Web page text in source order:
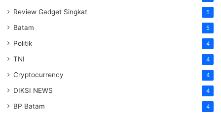
Review Gadget Singkat 5
Batam 5
Politik 4
TNI 4
Cryptocurrency 4
DIKSI NEWS 4
BP Batam 4